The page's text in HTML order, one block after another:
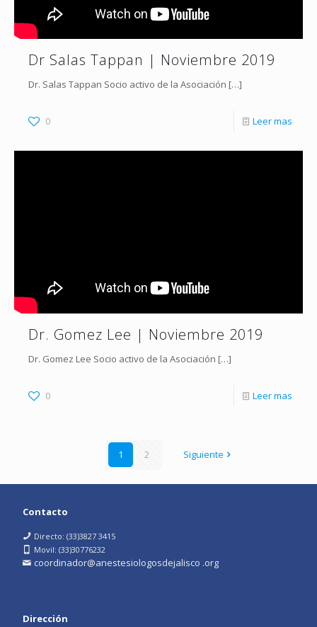
Dr Salas Tappan | Noviembre 2019
Dr. Salas Tappan Socio activo de la Asociación […]
0 Leer mas
Dr. Gomez Lee | Noviembre 2019
Dr. Gomez Lee Socio activo de la Asociación […]
0 Leer mas
1 2 Siguiente
Contacto
Directo: (33)3827 3415
Movil: (33)30776232
coordinador@anestesiologosdejalisco .org
Dirección